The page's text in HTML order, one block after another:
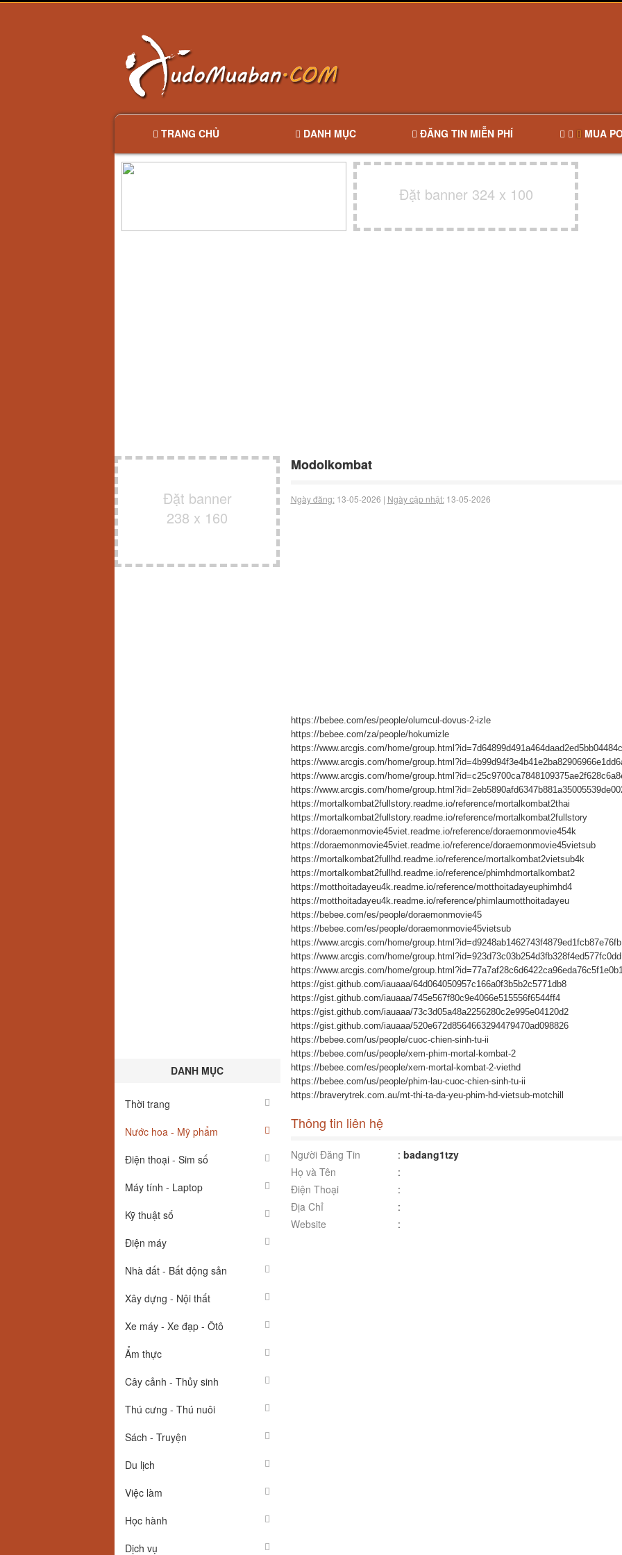
TRANG CHỦ DANH MỤC ĐĂNG TIN MIỄN PHÍ MUA
Đặt banner 324 x 100
Đặt banner
238 x 160
DANH MỤC
Thời trang
Nước hoa - Mỹ phẩm
Điện thoại - Sim số
Máy tính - Laptop
Kỹ thuật số
Điện máy
Nhà đất - Bất động sản
Xây dựng - Nội thất
Xe máy - Xe đạp - Ôtô
Ẩm thực
Cây cảnh - Thủy sinh
Thú cưng - Thú nuôi
Sách - Truyện
Du lịch
Việc làm
Học hành
Dịch vụ
Modolkombat
Ngày đăng:13-05-2026 | Ngày cập nhật:13-05-2026
https://bebee.com/es/people/olumcul-dovus-2-izle
https://bebee.com/za/people/hokumizle
https://www.arcgis.com/home/
https://www.arcgis.com/home/
https://www.arcgis.com/home/
https://www.arcgis.com/home/
https://mortalkombat2fullstory.readme.io/reference/mortalkombat2thai
https://mortalkombat2fullstory.readme.io/reference/mortalkombat2fullstory
https://doraemonmovie45viet.readme.io/reference/doraemonmovie454k
https://doraemonmovie45viet.readme.io/reference/doraemonmovie45vietsub
https://mortalkombat2fullhd.readme.io/reference/mortalkombat2vietsub4k
https://mortalkombat2fullhd.readme.io/reference/phimhdmortalkombat2
https://motthoitadayeu4k.readme.io/reference/motthoitadayeuphimhd4
https://motthoitadayeu4k.readme.io/reference/phimlaumotthoitadayeu
https://bebee.com/es/people/doraemonmovie45
https://bebee.com/es/people/doraemonmovie45vietsub
https://www.arcgis.com/home/group.html?id=d9248ab1462743f4879ed1fcb87e76fb
https://www.arcgis.com/home/group.html?id=923d73c03b254d3fb328f4ed577fc0dd
https://www.arcgis.com/home/
https://gist.github.com/iauaaa/64d064050957c166a0f3b5b2c5771db8
https://gist.github.com/iauaaa/745e567f80c9e4066e515556f6544ff4
https://gist.github.com/iauaaa/73c3d05a48a2256280c2e995e04120d2
https://gist.github.com/iauaaa/520e672d8564663294479470ad098826
https://bebee.com/us/people/cuoc-chien-sinh-tu-ii
https://bebee.com/us/people/xem-phim-mortal-kombat-2
https://bebee.com/es/people/xem-mortal-kombat-2-viethd
https://bebee.com/us/people/phim-lau-cuoc-chien-sinh-tu-ii
https://braverytrek.com.au/mt-thi-ta-da-yeu-phim-hd-vietsub-motchill
Thông tin liên hệ
Người Đăng Tin : badang1tzy
Họ và Tên
:
Điện Thoại
:
Địa Chỉ
:
Website
: